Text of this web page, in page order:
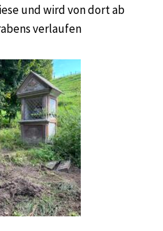
und wird von dort ab
verlaufen